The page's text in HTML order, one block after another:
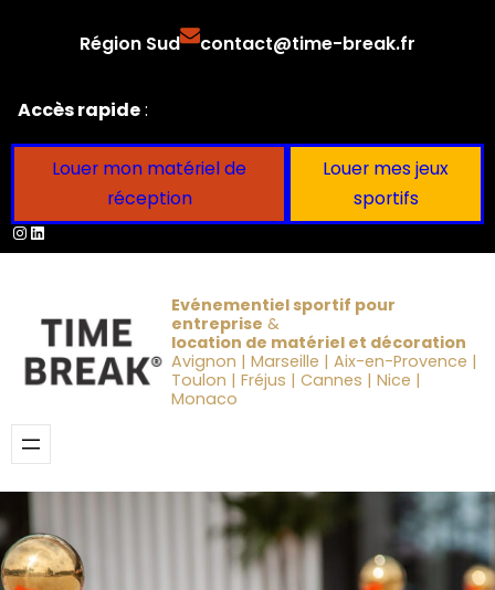
Région Sud contact@time-break.fr
Accès rapide:
Louer mon matériel de
réception
Louer mes jeux
sportifs
Instagram
LinkedIn
Evénementiel sportif pour
entreprise &
location de matériel et décoration
Avignon | Marseille | Aix-en-Provence |
Toulon | Fréjus | Cannes | Nice |
Monaco